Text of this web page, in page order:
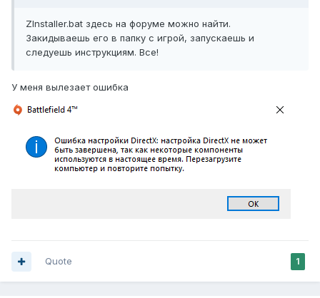
ZInstaller.bat здесь на форуме можно найти.
Закидываешь его в папку с игрой, запускаешь и
следуешь инструкциям. Все!
У меня вылезает ошибка
1
Quote